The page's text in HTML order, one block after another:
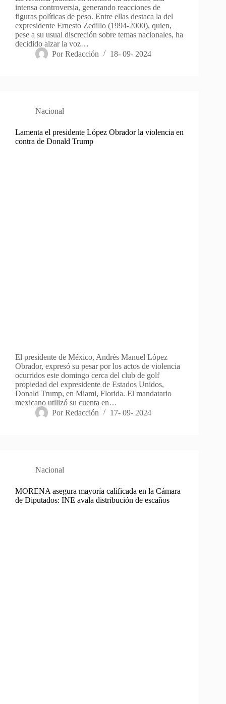
intensa controversia, generando reacciones de
figuras políticas de peso. Entre ellas destaca la del
expresidente Ernesto Zedillo (1994-2000), quien,
pese a su usual discreción sobre temas nacionales, ha
decidido alzar la voz…
Por Redacción 18- 09- 2024
Nacional
Lamenta el presidente López Obrador la violencia en
contra de Donald Trump
El presidente de México, Andrés Manuel López
Obrador, expresó su pesar por los actos de violencia
ocurridos este domingo cerca del club de golf
propiedad del expresidente de Estados Unidos,
Donald Trump, en Miami, Florida. El mandatario
mexicano utilizó su cuenta en…
Por Redacción 17- 09- 2024
Nacional
MORENA asegura mayoría calificada en la Cámara
de Diputados: INE avala distribución de escaños